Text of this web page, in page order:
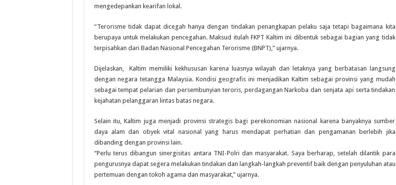
mengedepankan kearifan lokal.
“Terorisme tidak dapat dicegah hanya dengan tindakan penangkapan pelaku saja tetapi bagaimana kita
berupaya untuk melakukan pencegahan. Maksud itulah FKPT Kaltim ini dibentuk sebagai bagian yang tidak
terpisahkan dari Badan Nasional Pencegahan Terorisme (BNPT),” ujarnya.
Dijelaskan, Kaltim memiliki kekhususan karena luasnya wilayah dan letaknya yang berbatasan langsung
dengan negara tetangga Malaysia. Kondisi geografis ini menjadikan Kaltim sebagai provinsi yang mudah
sebagai tempat pelarian dan persembunyian teroris, perdagangan Narkoba dan senjata api serta tindakan
kejahatan pelanggaran lintas batas negara.
Selain itu, Kaltim juga menjadi provinsi strategis bagi perekonomian nasional karena banyaknya sumber
daya alam dan obyek vital nasional yang harus mendapat perhatian dan pengamanan berlebih jika
dibanding dengan provinsi lain.
“Perlu terus dibangun sinergisitas antara TNI-Polri dan masyarakat. Saya berharap, setelah dilantik para
pengurusnya dapat segera melakukan tindakan dan langkah-langkah preventif baik dengan penyuluhan atau
pertemuan dengan tokoh agama dan masyarakat,” ujarnya.